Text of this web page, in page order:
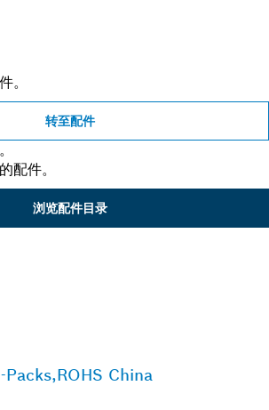
。
转至配件
配件。
浏览配件目录
Packs,ROHS China